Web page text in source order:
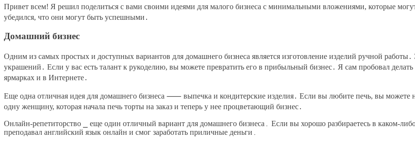
Привет всем! Я решил поделиться с вами своими идеями для малого бизнеса с минимальными вложениями, которые
убедился, что они могут быть успешными․
Домашний бизнес
Одним из самых простых и доступных вариантов для домашнего бизнеса является изготовление изделий ручной
украшений․ Если у вас есть талант к рукоделию, вы можете превратить его в прибыльный бизнес․ Я сам пробовал
ярмарках и в Интернете․
Еще одна отличная идея для домашнего бизнеса ⸺ выпечка и кондитерские изделия․ Если вы любите печь, вы можете
одну женщину, которая начала печь торты на заказ и теперь у нее процветающий бизнес․
Онлайн-репетиторство ⎯ еще один отличный вариант для домашнего бизнеса․ Если вы хорошо разбираетесь в каком-
преподавал английский язык онлайн и смог заработать приличные деньги․